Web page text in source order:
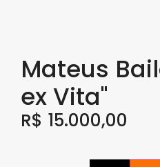
Mateus
ex Vita"
R$ 15.000,00